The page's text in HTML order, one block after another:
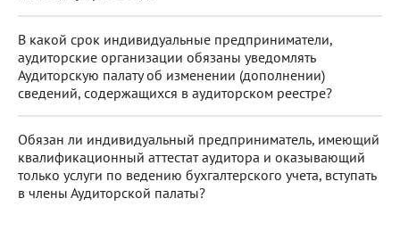
В какой срок индивидуальные предприниматели,
аудиторские организации обязаны уведомлять
Аудиторскую палату об изменении (дополнении)
сведений, содержащихся в аудиторском реестре?
Обязан ли индивидуальный предприниматель, имеющий
квалификационный аттестат аудитора и оказывающий
только услуги по ведению бухгалтерского учета, вступать
в члены Аудиторской палаты?